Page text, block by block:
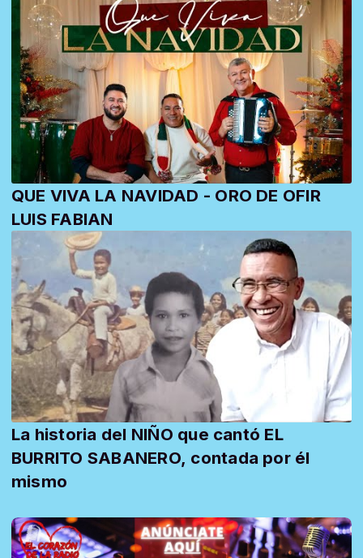
QUE VIVA LA NAVIDAD - ORO DE OFIR
LUIS FABIAN
La historia del NIÑO que cantó EL
BURRITO SABANERO, contada por él
mismo